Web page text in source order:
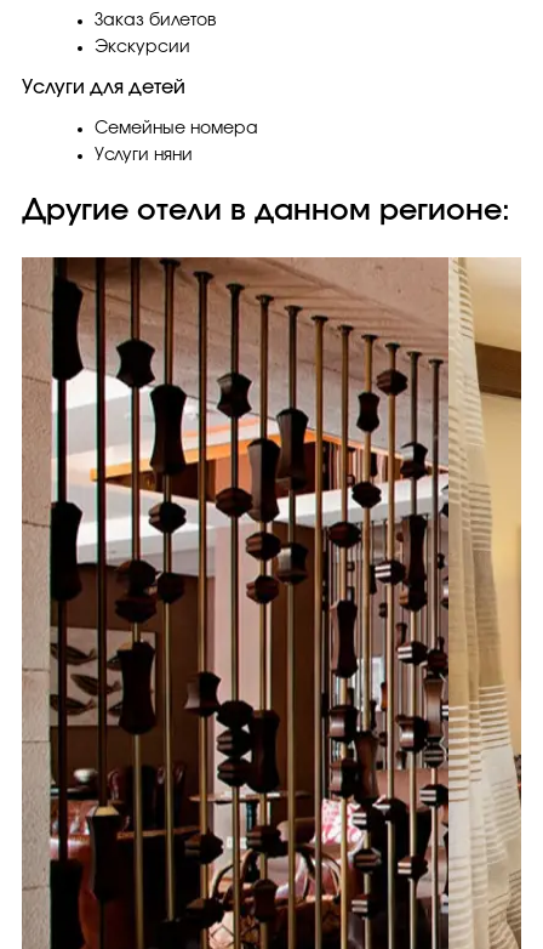
Заказ билетов
Экскурсии
Услуги для детей
Семейные номера
Услуги няни
Другие отели в данном регионе: